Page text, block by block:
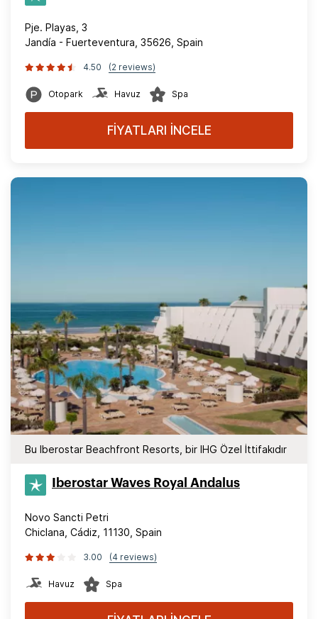
Pje. Playas, 3
Jandía - Fuerteventura, 35626, Spain
4.50 (2 reviews)
Otopark Havuz Spa
FİYATLARI İNCELE
Bu Iberostar Beachfront Resorts, bir IHG Özel İttifakıdır
Iberostar Waves Royal Andalus
Novo Sancti Petri
Chiclana, Cádiz, 11130, Spain
3.00 (4 reviews)
Havuz Spa